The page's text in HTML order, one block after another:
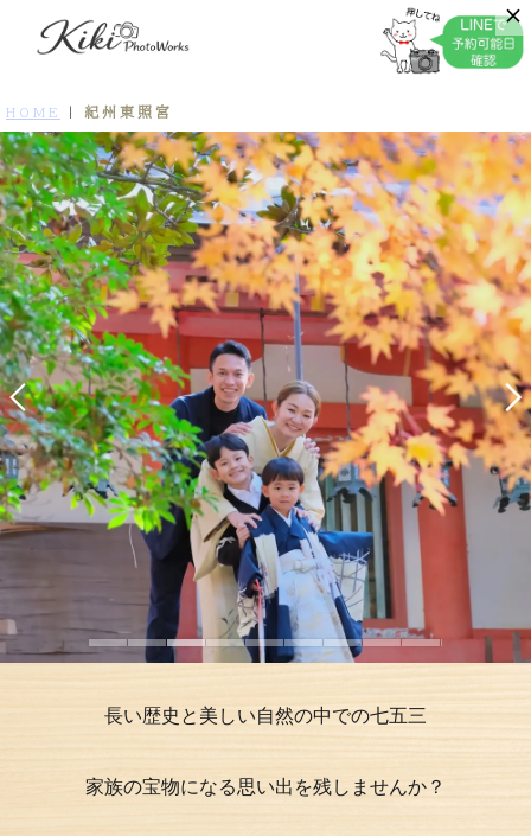
HOME 紀州東照宮
長い歴史と美しい自然の中での七五三
家族の宝物になる思い出を残しませんか？